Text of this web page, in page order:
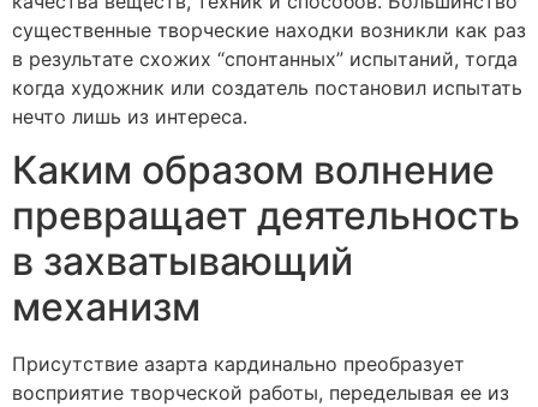
существенные творческие находки возникли как раз
в результате схожих “спонтанных” испытаний, тогда
когда художник или создатель постановил испытать
нечто лишь из интереса.
Каким образом волнение
превращает деятельность
в захватывающий
механизм
Присутствие азарта кардинально преобразует
восприятие творческой работы, переделывая ее из